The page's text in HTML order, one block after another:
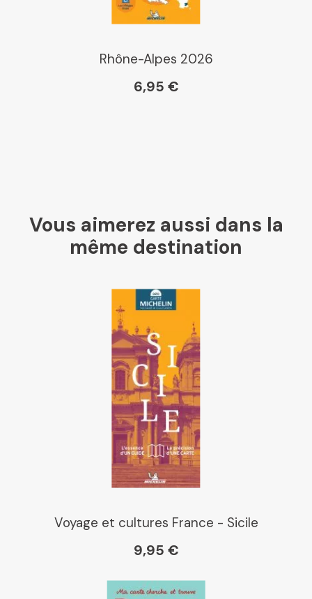
Rhône-Alpes 2026
6,95 €
Vous aimerez aussi dans la
même destination
Voyage et cultures France - Sicile
9,95 €